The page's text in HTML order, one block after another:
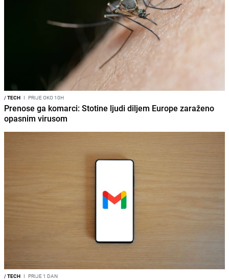
/TECH I PRIJE OKO 10H
Prenose ga komarci: Stotine ljudi diljem Europe zaraženo
opasnim virusom
/TECH I PRIJE 1 DAN